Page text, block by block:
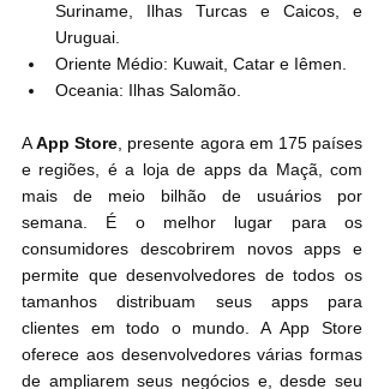
Suriname, Ilhas Turcas e Caicos, e
Uruguai.
Oriente Médio: Kuwait, Catar e Iêmen.
Oceania: Ilhas Salomão.
A App Store, presente agora em 175 países
e regiões, é a loja de apps da Maçã, com
mais de meio bilhão de usuários por
semana. É o melhor lugar para os
consumidores descobrirem novos apps e
permite que desenvolvedores de todos os
tamanhos distribuam seus apps para
clientes em todo o mundo. A App Store
oferece aos desenvolvedores várias formas
de ampliarem seus negócios e, desde seu